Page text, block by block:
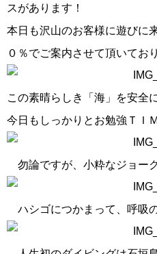
スがあります！
本日も沢山のお客様に遊びに
０％でご案内させて頂いてお
この素晴らしき「海」を安全
今日もしっかりとお勉強ＴＩ
勿論ですが、小粋なジョー
ハシゴにつかまって、呼吸